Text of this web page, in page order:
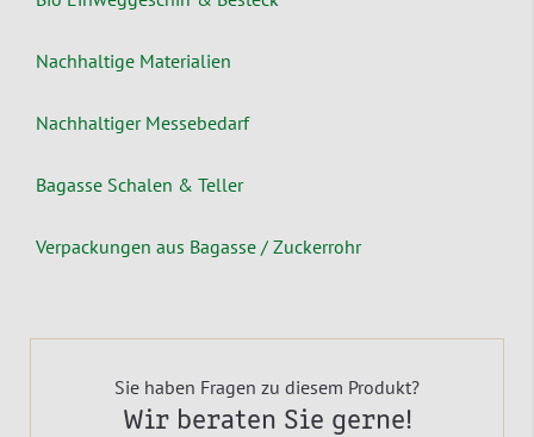
Nachhaltige Materialien
Nachhaltiger Messebedarf
Bagasse Schalen & Teller
Verpackungen aus Bagasse / Zuckerrohr
Sie haben Fragen zu diesem Produkt?
Wir beraten Sie gerne!